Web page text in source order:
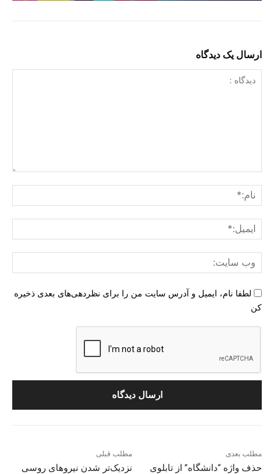
ارسال یک دیدگاه
لطفا نام، ایمیل و آدرس سایت من را برای نظردهی‌های بعدی ذخیره
کن
مطلب قبلی
نزدیک‌تر شدن نیروهای روسی
مطلب بعدی
حذف واژه “دانشگاه” از تابلوی